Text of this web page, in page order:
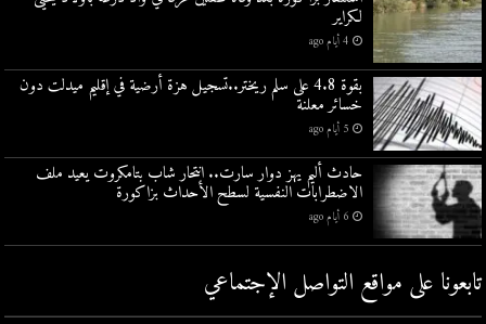
لكراير
4 أيام ago
بقوة 4.8 على سلم ريختر..تسجيل هزة أرضية في إقليم ميدلت دون
خسائر معلنة
5 أيام ago
حادث أليم يهز دوار سارت.. انتحار شاب بتامكروت يعيد ملف
الاضطرابات النفسية لسطح الأحداث بزاكورة
6 أيام ago
تابعونا على مواقع التواصل اﻹجتماعي